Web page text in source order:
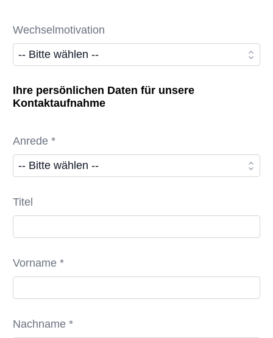
Wechselmotivation
Ihre persönlichen Daten für unsere
Kontaktaufnahme
Anrede *
Titel
Vorname *
Nachname *